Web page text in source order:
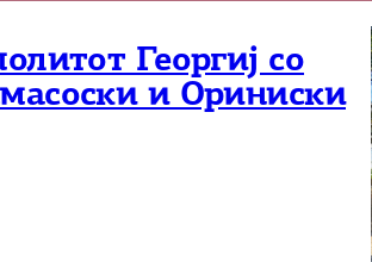
Георгиј со
и Ориниски